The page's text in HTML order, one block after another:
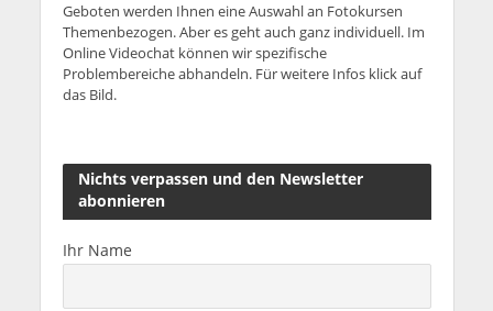
Geboten werden Ihnen eine Auswahl an Fotokursen
Themenbezogen. Aber es geht auch ganz individuell. Im
Online Videochat können wir spezifische
Problembereiche abhandeln. Für weitere Infos klick auf
das Bild.
Nichts verpassen und den Newsletter
abonnieren
Ihr Name